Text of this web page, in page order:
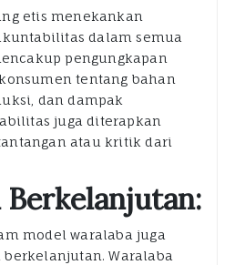
etis menekankan
dalam semua
pengungkapan
tentang bahan
dan dampak
juga diterapkan
atau kritik dari
Berkelanjutan:
model waralaba juga
Waralaba